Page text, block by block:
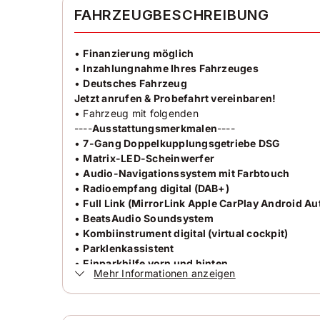
✓ Freisprecheinrichtung
FAHRZEUGBESCHREIBUNG
• Finanzierung möglich
• Inzahlungnahme Ihres Fahrzeuges
• Deutsches Fahrzeug
Jetzt anrufen & Probefahrt vereinbaren!
• Fahrzeug mit folgenden
----Ausstattungsmerkmalen----
•7-Gang Doppelkupplungsgetriebe DSG
• Matrix-LED-Scheinwerfer
•Audio-Navigationssystem mit Farbtouch
• Radioempfang digital (DAB+)
• Full Link (MirrorLink Apple CarPlay Android
• BeatsAudio Soundsystem
• Kombiinstrument digital (virtual cockpit)
• Parklenkassistent
• Einparkhilfe vorn und hinten
• Rückfahrkamera
•Panorama-Schiebe-/ Hebedach elektr.
Mehr Informationen anzeigen